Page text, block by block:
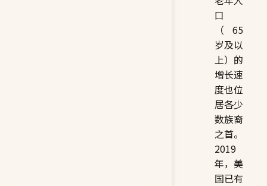
口
（65
岁及以
上）的
增长速
度也位
居各少
数族裔
之首。
2019
年，美
国已有